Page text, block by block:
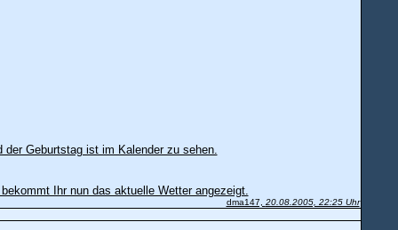
Geburtstag ist im Kalender zu sehen.
Ihr nun das aktuelle Wetter angezeigt.
dma147, 20.08.2005, 22:25 Uhr